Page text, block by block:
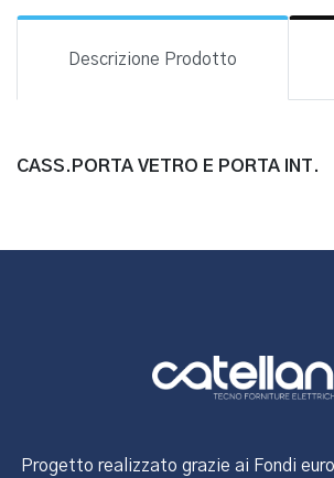
Descrizione Prodotto
CASS.PORTA VETRO E PORTA INT.
Progetto realizzato grazie ai Fondi